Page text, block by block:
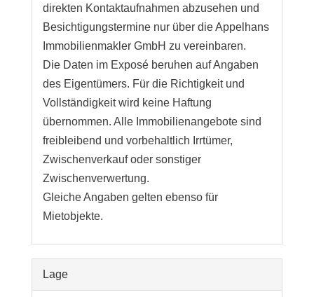
direkten Kontaktaufnahmen abzusehen und
Besichtigungstermine nur über die Appelhans
Immobilienmakler GmbH zu vereinbaren.
Die Daten im Exposé beruhen auf Angaben
des Eigentümers. Für die Richtigkeit und
Vollständigkeit wird keine Haftung
übernommen. Alle Immobilienangebote sind
freibleibend und vorbehaltlich Irrtümer,
Zwischenverkauf oder sonstiger
Zwischenverwertung.
Gleiche Angaben gelten ebenso für
Mietobjekte.
Lage